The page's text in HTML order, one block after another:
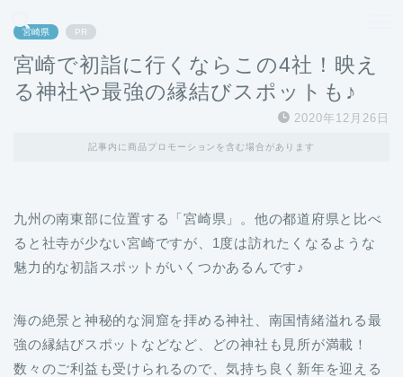
宮崎県 PR
宮崎で初詣に行くならこの4社！映え
る神社や最強の縁結びスポットも♪
2020年12月26日
記事内に商品プロモーションを含む場合があります
九州の南東部に位置する「宮崎県」。他の都道府県と比べ
ると社寺が少ない宮崎ですが、1度は訪れたくなるような
魅力的な初詣スポットがいくつかあるんです♪
海の絶景と神秘的な洞窟を拝める神社、南国情緒溢れる最
強の縁結びスポットなどなど、どの神社も見所が満載！
数々のご利益も受けられるので、気持ち良く新年を迎える